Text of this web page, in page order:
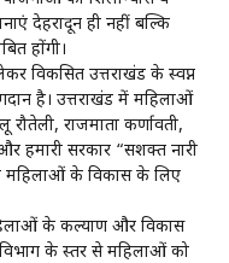
देहरादून ही नहीं बल्कि
होंगी।
विकसित उत्तराखंड के स्वप्न
है। उत्तराखंड में महिलाओं
राजमाता कर्णावती,
हमारी सरकार “सशक्त नारी
महिलाओं के विकास के लिए
के कल्याण और विकास
के स्तर से महिलाओं को